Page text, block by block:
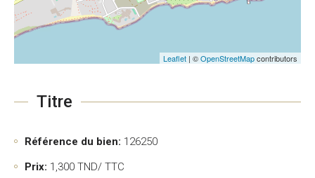
Leaflet | ©OpenStreetMapcontributors
Titre
Référence du bien: 126250
Prix: 1,300 TND/ TTC